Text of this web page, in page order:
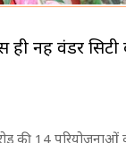
ही नहीं वंडर
की 14 परियोजनाओं